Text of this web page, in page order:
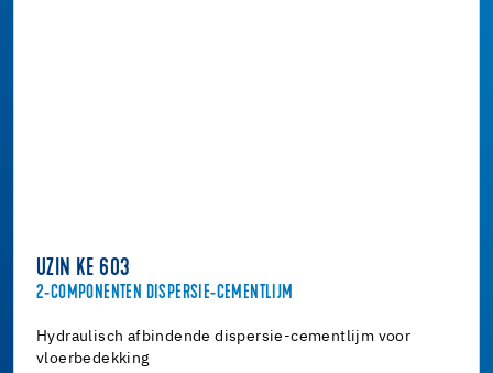
UZIN KE 603
2-COMPONENTEN DISPERSIE-CEMENTLIJM
Hydraulisch afbindende dispersie-cementlijm voor
vloerbedekking